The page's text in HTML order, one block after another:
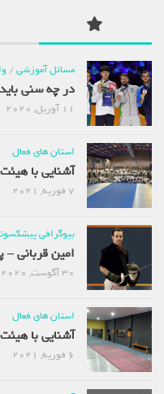
مسائل آموزشی/
در چه سنی باید
استان های فعال
آشنایی با
بیوگرافی پیشکسوتان
امین قربانی –
استان های فعال
آشنایی با هیئت